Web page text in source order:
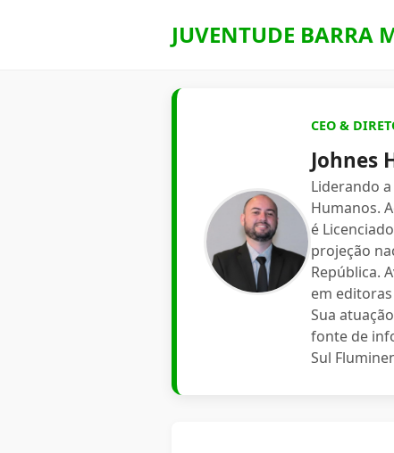
JUVENTUDE BARRA
CEO &
Johnes
Liderando
Humanos.
é
projeção
República.
em
Sua
fonte de
Sul